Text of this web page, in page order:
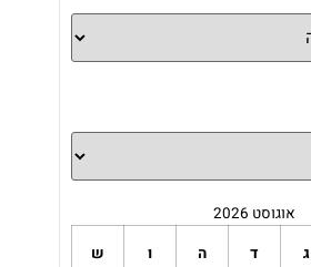
אוגוסט 2026
ג ד ה ו ש